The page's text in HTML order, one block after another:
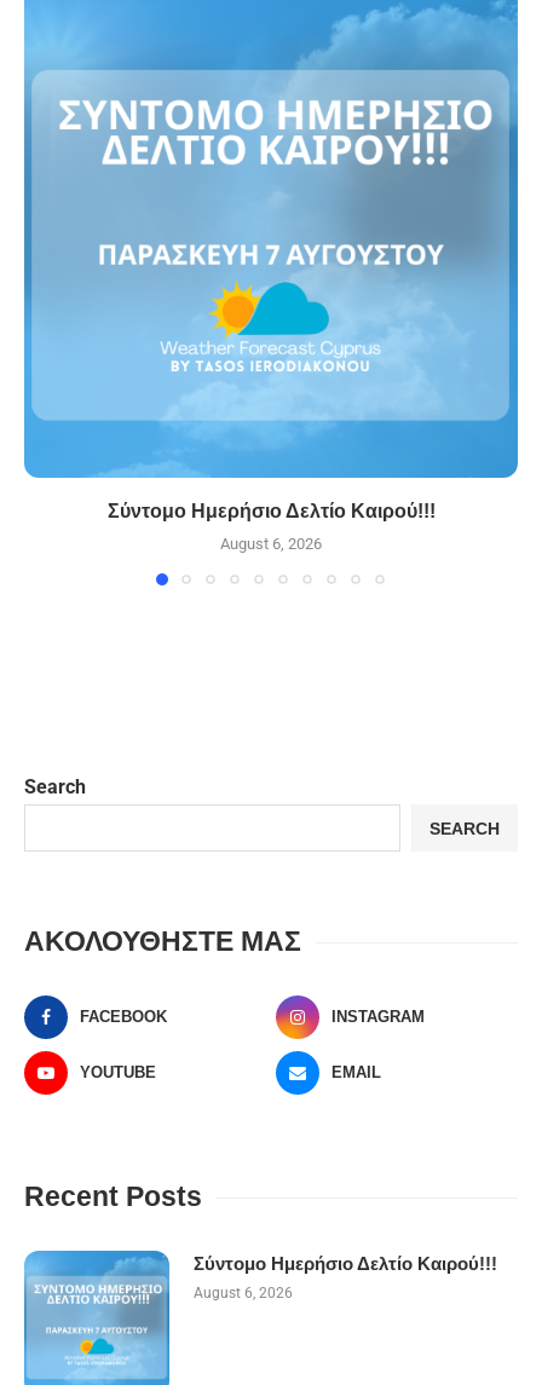
Σύντομο Ημερήσιο Δελτίο Καιρού!!!
August 6, 2026
Search
SEARCH
ΑΚΟΛΟΥΘΗΣΤΕ ΜΑΣ
FACEBOOK INSTAGRAM
YOUTUBE EMAIL
Recent Posts
Σύντομο Ημερήσιο Δελτίο Καιρού!!!
August 6, 2026